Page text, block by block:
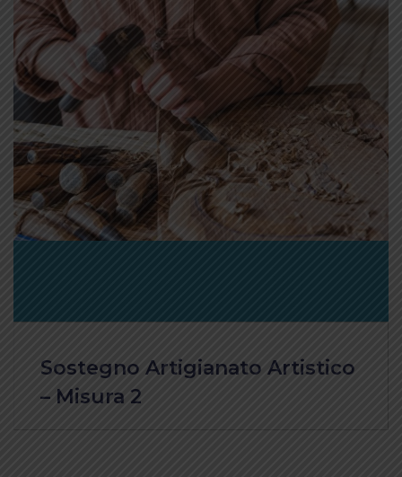
Sostegno Artigianato Artistico
– Misura 2